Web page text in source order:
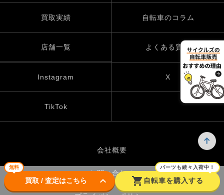
無料
買取 / 査定はこちら keyboard_arrow_down shopping_cart
パーツも続々入荷中！
自転車を購入する
買取実績 自転車のコラム
店舗一覧 よくある質問
Instagram X
TikTok
会社概要
お問い合わせ